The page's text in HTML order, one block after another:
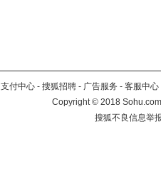
支付中心 - 搜狐招聘 - 广告服务 - 客服中心
Copyright©2018
搜狐不良信息举